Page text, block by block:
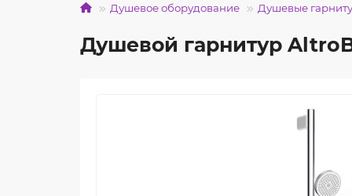
Душевое оборудование Душевые
Душевой гарнитур